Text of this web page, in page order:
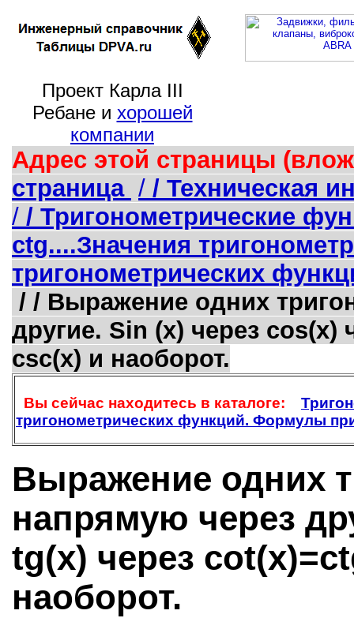
Проект Карла III
Ребане и хорошей
компании
Адрес этой страницы
страница / / Техническая
/ / Тригонометрические
ctg....Значения
тригонометрических
/ / Выражение одних
другие. Sin (x) через cos(x)
csc(x) и наоборот.
Вы сейчас находитесь в каталоге:
тригонометрических функций. Формулы
Выражение одних
напрямую через
tg(x) через
наоборот.